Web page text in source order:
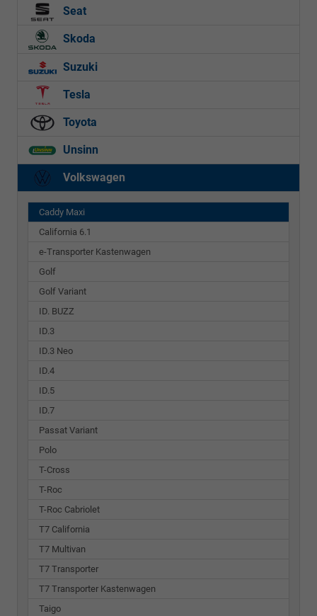
Seat
Skoda
Suzuki
Tesla
Toyota
Unsinn
Volkswagen
Caddy Maxi
California 6.1
e-Transporter Kastenwagen
Golf
Golf Variant
ID. BUZZ
ID.3
ID.3 Neo
ID.4
ID.5
ID.7
Passat Variant
Polo
T-Cross
T-Roc
T-Roc Cabriolet
T7 California
T7 Multivan
T7 Transporter
T7 Transporter Kastenwagen
Taigo